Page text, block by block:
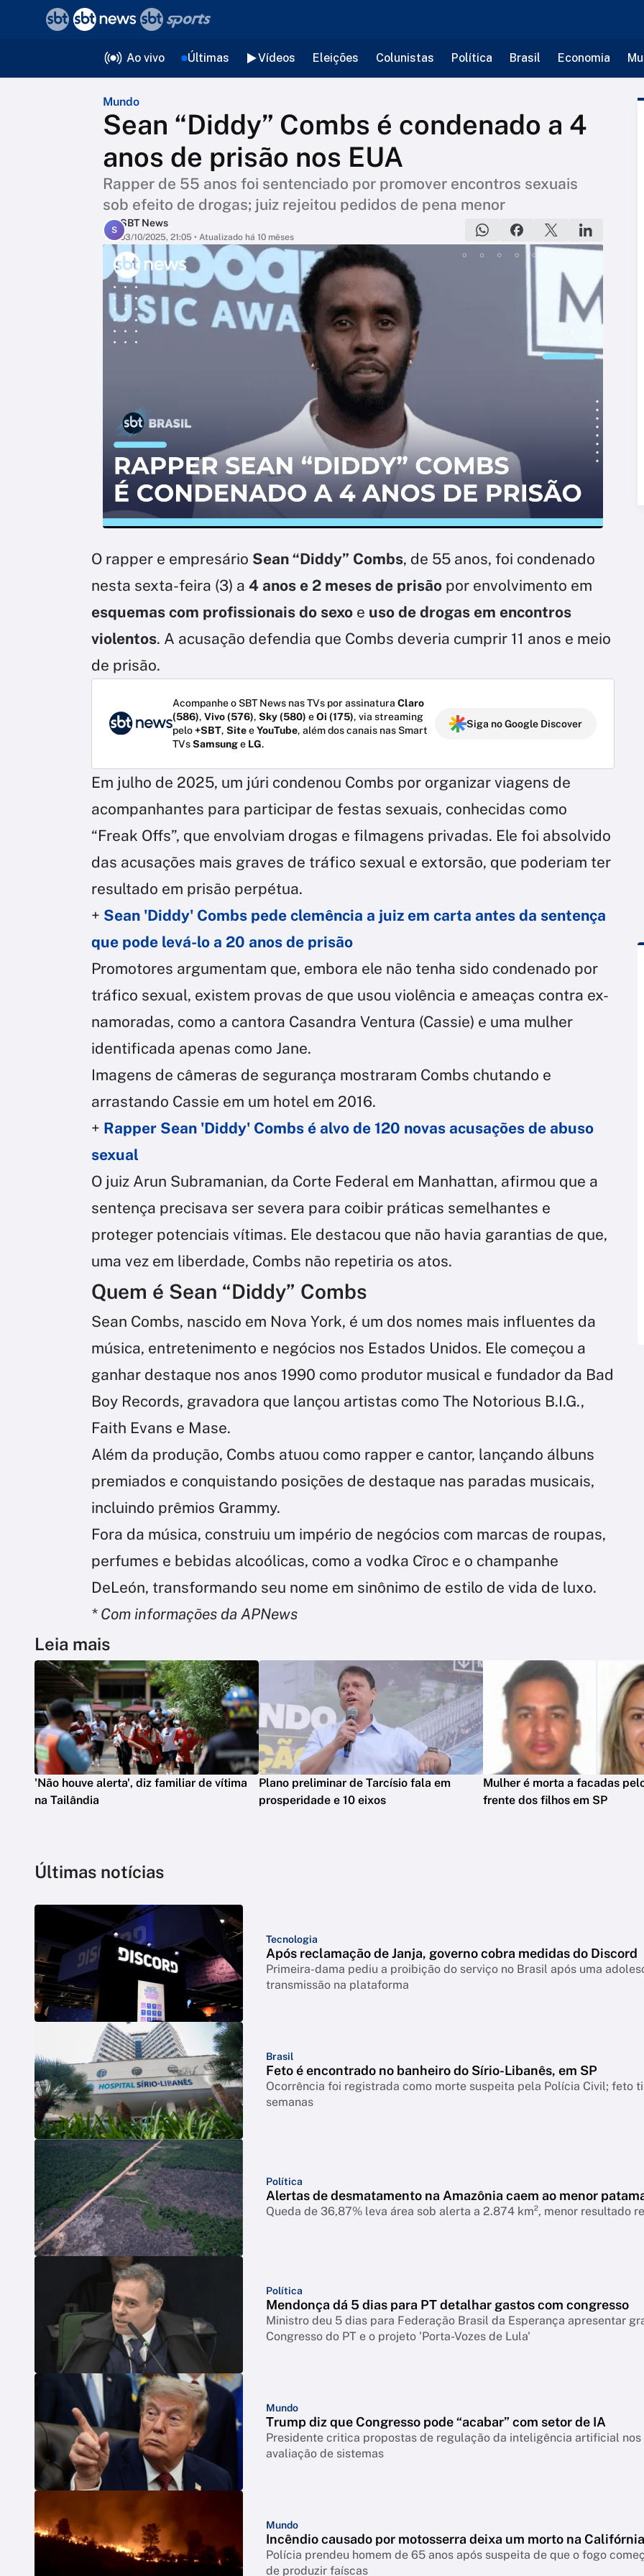
Ao vivo Últimas Vídeos Eleições Colunistas Política Brasil Economia
Mundo
Sean “Diddy” Combs é condenado a 4
anos de prisão nos EUA
Rapper de 55 anos foi sentenciado por promover encontros sexuais
sob efeito de drogas; juiz rejeitou pedidos de pena menor
S
SBT News
03/10/2025, 21:05 • Atualizado há 10 mêses
O rapper e empresário Sean “Diddy” Combs, de 55 anos, foi condenado
nesta sexta-feira (3) a 4 anos e 2 meses de prisão por envolvimento em
esquemas com profissionais do sexo e uso de drogas em encontros
violentos. A acusação defendia que Combs deveria cumprir 11 anos e meio
de prisão.
Acompanhe o SBT News nas TVs por assinatura Claro
(586), Vivo (576), Sky (580) eOi (175), via streaming
pelo+SBT, SiteeYouTube, além dos canais nas Smart
TVsSamsunge LG.
Siga no Google Discover
Em julho de 2025, um júri condenou Combs por organizar viagens de
acompanhantes para participar de festas sexuais, conhecidas como
“Freak Offs”, que envolviam drogas e filmagens privadas. Ele foi absolvido
das acusações mais graves de tráfico sexual e extorsão, que poderiam ter
resultado em prisão perpétua.
+ Sean 'Diddy' Combs pede clemência a juiz em carta antes da sentença
que pode levá-lo a 20 anos de prisão
Promotores argumentam que, embora ele não tenha sido condenado por
tráfico sexual, existem provas de que usou violência e ameaças contra ex-
namoradas, como a cantora Casandra Ventura (Cassie) e uma mulher
identificada apenas como Jane.
Imagens de câmeras de segurança mostraram Combs chutando e
arrastando Cassie em um hotel em 2016.
+ Rapper Sean 'Diddy' Combs é alvo de 120 novas acusações de abuso
sexual
O juiz Arun Subramanian, da Corte Federal em Manhattan, afirmou que a
sentença precisava ser severa para coibir práticas semelhantes e
proteger potenciais vítimas. Ele destacou que não havia garantias de que,
uma vez em liberdade, Combs não repetiria os atos.
Quem é Sean “Diddy” Combs
Sean Combs, nascido em Nova York, é um dos nomes mais influentes da
música, entretenimento e negócios nos Estados Unidos. Ele começou a
ganhar destaque nos anos 1990 como produtor musical e fundador da Bad
Boy Records, gravadora que lançou artistas como The Notorious B.I.G.,
Faith Evans e Mase.
Além da produção, Combs atuou como rapper e cantor, lançando álbuns
premiados e conquistando posições de destaque nas paradas musicais,
incluindo prêmios Grammy.
Fora da música, construiu um império de negócios com marcas de roupas,
perfumes e bebidas alcoólicas, como a vodka Cîroc e o champanhe
DeLeón, transformando seu nome em sinônimo de estilo de vida de luxo.
* Com informações da APNews
Leia mais
'Não houve alerta', diz familiar de vítima
na Tailândia
Plano preliminar de Tarcísio fala em
prosperidade e 10 eixos
Mulher é morta a facadas
frente dos filhos em SP
Últimas notícias
Tecnologia
Após reclamação de Janja, governo cobra medidas do Discord
Primeira-dama pediu a proibição do serviço no Brasil após uma
transmissão na plataforma
Brasil
Feto é encontrado no banheiro do Sírio-Libanês, em SP
Ocorrência foi registrada como morte suspeita pela Polícia Civil; feto
semanas
Política
Alertas de desmatamento na Amazônia caem ao menor
Queda de 36,87% leva área sob alerta a 2.874 km², menor resultado
Política
Mendonça dá 5 dias para PT detalhar gastos com congresso
Ministro deu 5 dias para Federação Brasil da Esperança apresentar
Congresso do PT e o projeto 'Porta-Vozes de Lula'
Mundo
Trump diz que Congresso pode “acabar” com setor de IA
Presidente critica propostas de regulação da inteligência artificial nos
avaliação de sistemas
Mundo
Incêndio causado por motosserra deixa um morto na Califórnia
Polícia prendeu homem de 65 anos após suspeita de que o fogo
de produzir faíscas
voltar
Editorias